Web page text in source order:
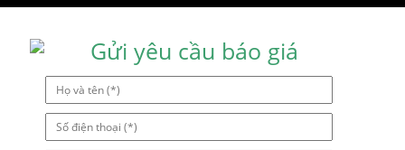
Gửi yêu cầu báo giá